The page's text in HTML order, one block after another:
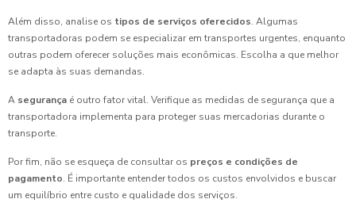
Além disso, analise os tipos de serviços oferecidos. Algumas
transportadoras podem se especializar em transportes urgentes, enquanto
outras podem oferecer soluções mais econômicas. Escolha a que melhor
se adapta às suas demandas.
A segurança é outro fator vital. Verifique as medidas de segurança que a
transportadora implementa para proteger suas mercadorias durante o
transporte.
Por fim, não se esqueça de consultar os preços e condições de
pagamento. É importante entender todos os custos envolvidos e buscar
um equilíbrio entre custo e qualidade dos serviços.